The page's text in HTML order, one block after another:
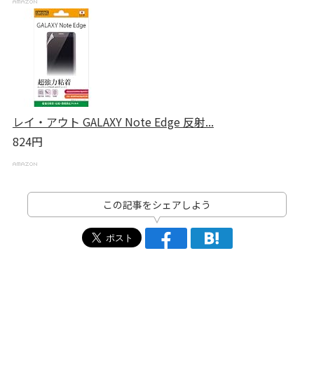
レイ・アウト GALAXY Note Edge 反射...
824円
この記事をシェアしよう